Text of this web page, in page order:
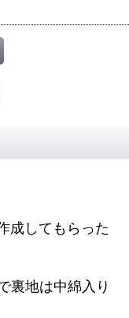
成してもらった
裏地は中綿入り